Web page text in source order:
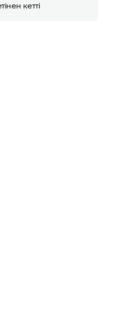
кетті